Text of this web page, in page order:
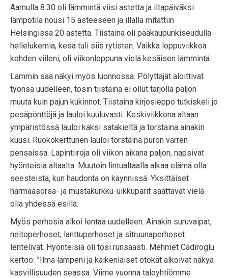
Aamulla 8.30 oli lämmintä viisi astetta ja iltapäiväksi
lämpötila nousi 15 asteeseen ja illalla mitattiin
Helsingissä 20 astetta. Tiistaina oli pääkaupunkiseudulla
hellelukemia, kesä tuli siis rytisten. Vaikka loppuviikkoa
kohden viileni, oli viikonloppuna vielä kesäisen lämmintä.
Lämmin sää näkyi myös luonnossa. Pölyttäjät aloittivat
työnsä uudelleen, tosin tiistaina ei ollut tarjolla paljon
muuta kuin pajun kukinnot. Tiistaina kirjosieppo tutkiskeli jo
pesäpönttöjä ja lauloi kuuluvasti. Keskiviikkona altaan
ympäristössä lauloi kaksi satakieltä ja torstaina ainakin
kuusi. Ruokokerttunen lauloi torstaina puron varren
pensaissa. Lapintiiroja oli viikon aikana paljon, napsivat
hyönteisiä altaalta. Muutoin lintualtaalla alkaa elämä olla
seesteistä, kun haudonta on käynnissä. Yksittäiset
harmaasorsa- ja mustakurkku-uikkuparit saattavat vielä
olla yhdessä esillä.
Myös perhosia alkoi lentää uudelleen. Ainakin suruvaipat,
neitoperhoset, lanttuperhoset ja sitruunaperhoset
lentelivät. Hyönteisiä oli tosi runsaasti. Mehmet Cadiroglu
kertoo: ”Ilma lämpeni ja kaikenlaiset ötökät alkoivat näkyä
kasvillisuuden seassa. Viime vuonna taloyhtiömme